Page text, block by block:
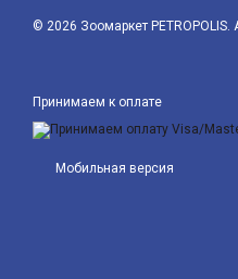
© 2026 Зоомаркет PETROPOLIS.
Принимаем к оплате
Мобильная версия